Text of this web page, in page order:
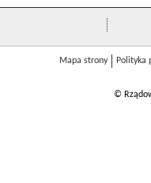
Mapa strony Polityka
©